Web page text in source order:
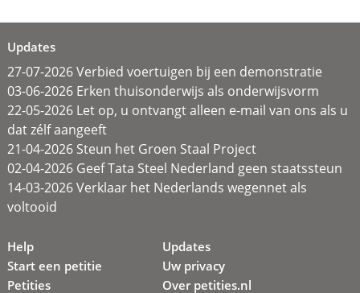
Updates
27-07-2026 Verbied voertuigen bij een demonstratie
03-06-2026 Erken thuisonderwijs als onderwijsvorm
22-05-2026 Let op, u ontvangt alleen e-mail van ons als u
dat zélf aangeeft
21-04-2026 Steun het Groen Staal Project
02-04-2026 Geef Tata Steel Nederland geen staatssteun
14-03-2026 Verklaar het Nederlands wegennet als
voltooid
Help
Start een petitie
Petities
Updates
Uw privacy
Over petities.nl